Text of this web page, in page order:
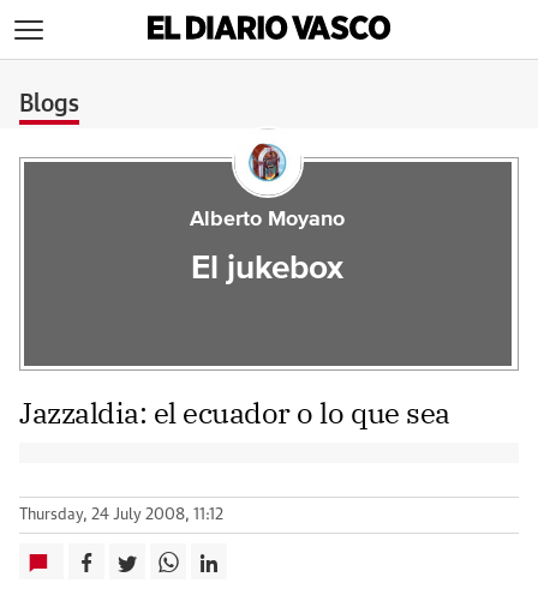
Blogs
Alberto Moyano
El jukebox
Jazzaldia: el ecuador o lo que sea
Thursday, 24 July 2008, 11:12